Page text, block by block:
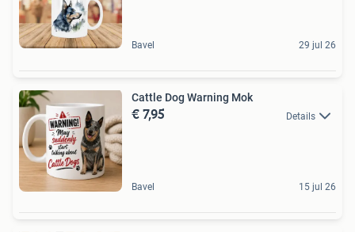
Bavel 29 jul 26
Cattle Dog Warning Mok
€ 7,95 Details
Bavel 15 jul 26